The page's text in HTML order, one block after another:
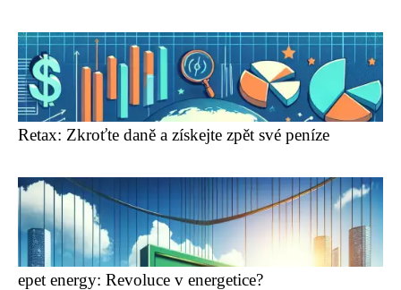
Retax: Zkroťte daně a získejte zpět své peníze
epet energy: Revoluce v energetice?